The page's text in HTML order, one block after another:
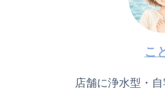
こ
店舗に浄水型・